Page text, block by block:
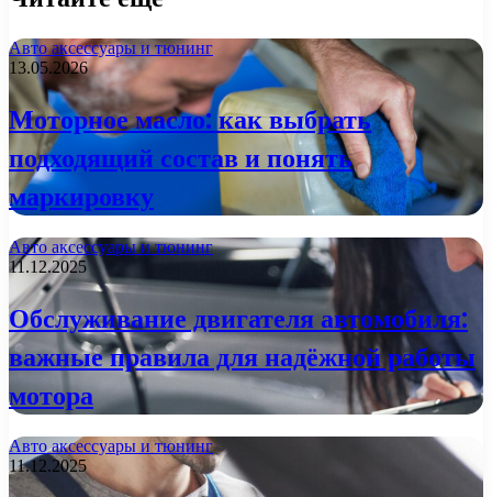
Авто аксессуары и тюнинг
13.05.2026
Моторное масло: как выбрать
подходящий состав и понять
маркировку
Авто аксессуары и тюнинг
11.12.2025
Обслуживание двигателя автомобиля:
важные правила для надёжной работы
мотора
Авто аксессуары и тюнинг
11.12.2025